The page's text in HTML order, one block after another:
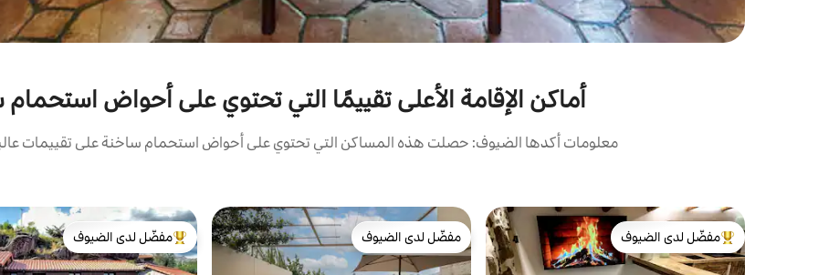
أماكن الإقامة الأعلى تقييمًا التي تحتوي على أحواض
معلومات أكدها الضيوف: حصلت هذه المساكن التي تحتوي على أحواض استحمام ساخنة على تقييمات
من أبرز البيوت المفضّلة لدى الضيوف
مفضّل لدى الضيوف
مفضّل لدى الضيوف
مفضّل لدى الضيوف
من أبرز البيوت المفضّلة لدى الضيوف
مفضّل لدى الضيوف